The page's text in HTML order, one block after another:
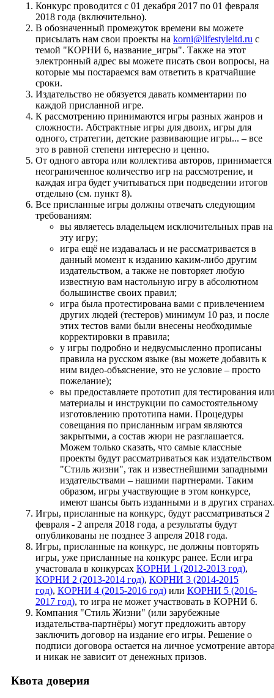
Конкурс проводится с 01 декабря 2017 по 01 февраля
2018 года (включительно).
В обозначенный промежуток времени вы можете
присылать нам свои проекты на korni@lifestyleltd.ru с
темой "КОРНИ 6, название_игры". Также на этот
электронный адрес вы можете писать свои вопросы, на
которые мы постараемся вам ответить в кратчайшие
сроки.
Издательство не обязуется давать комментарии по
каждой присланной игре.
К рассмотрению принимаются игры разных жанров и
сложности. Абстрактные игры для двоих, игры для
одного, стратегии, детские развивающие игры... – все
это в равной степени интересно и ценно.
От одного автора или коллектива авторов, принимается
неограниченное количество игр на рассмотрение, и
каждая игра будет учитываться при подведении итогов
отдельно (см. пункт 8).
Все присланные игры должны отвечать следующим
требованиям:
вы являетесь владельцем исключительных прав на
эту игру;
игра ещё не издавалась и не рассматривается в
данный момент к изданию каким-либо другим
издательством, а также не повторяет любую
известную вам настольную игру в абсолютном
большинстве своих правил;
игра была протестирована вами с привлечением
других людей (тестеров) минимум 10 раз, и после
этих тестов вами были внесены необходимые
корректировки в правила;
у игры подробно и недвусмысленно прописаны
правила на русском языке (вы можете добавить к
ним видео-объяснение, это не условие – просто
пожелание);
вы предоставляете прототип для тестирования или
материалы и инструкции по самостоятельному
изготовлению прототипа нами. Процедуры
совещания по присланным играм являются
закрытыми, а состав жюри не разглашается.
Можем только сказать, что самые классные
проекты будут рассматриваться как издательством
"Стиль жизни", так и известнейшими западными
издательствами – нашими партнерами. Таким
образом, игры участвующие в этом конкурсе,
имеют шансы быть изданными и в других
Игры, присланные на конкурс, будут рассматриваться 2
февраля - 2 апреля 2018 года, а результаты будут
опубликованы не позднее 3 апреля 2018 года.
Игры, присланные на конкурс, не должны повторять
игры, уже присланные на конкурс ранее. Если игра
участовала в конкурсах КОРНИ 1 (2012-2013 год),
КОРНИ 2 (2013-2014 год), КОРНИ 3 (2014-2015
год), КОРНИ 4 (2015-2016 год) или КОРНИ 5 (2016-
2017 год), то игра не может участвовать в КОРНИ 6.
Компания "Стиль Жизни" (или зарубежные
издательства-партнёры) могут предложить автору
заключить договор на издание его игры. Решение о
подписи договора остается на личное усмотрение
и никак не зависит от денежных призов.
Квота доверия